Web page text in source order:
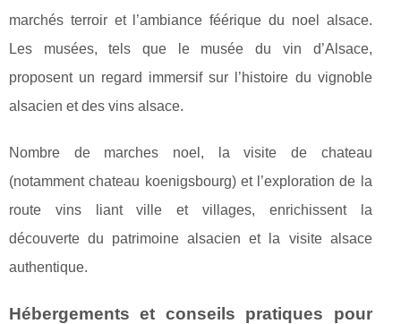
marchés terroir et l’ambiance féérique du noel alsace.
Les musées, tels que le musée du vin d’Alsace,
proposent un regard immersif sur l’histoire du vignoble
alsacien et des vins alsace.
Nombre de marches noel, la visite de chateau
(notamment chateau koenigsbourg) et l’exploration de la
route vins liant ville et villages, enrichissent la
découverte du patrimoine alsacien et la visite alsace
authentique.
Hébergements et conseils pratiques pour